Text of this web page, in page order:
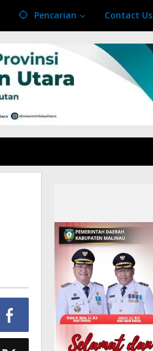
Pencarian Contact Us